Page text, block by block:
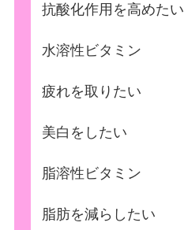
抗酸化作用を高めたい
水溶性ビタミン
疲れを取りたい
美白をしたい
脂溶性ビタミン
脂肪を減らしたい